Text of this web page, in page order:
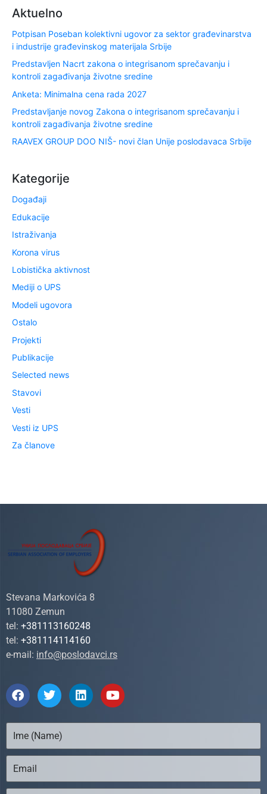
Aktuelno
Potpisan Poseban kolektivni ugovor za sektor građevinarstva
i industrije građevinskog materijala Srbije
Predstavljen Nacrt zakona o integrisanom sprečavanju i
kontroli zagađivanja životne sredine
Anketa: Minimalna cena rada 2027
Predstavljanje novog Zakona o integrisanom sprečavanju i
kontroli zagađivanja životne sredine
RAAVEX GROUP DOO NIŠ- novi član Unije poslodavaca Srbije
Kategorije
Događaji
Edukacije
Istraživanja
Korona virus
Lobistička aktivnost
Mediji o UPS
Modeli ugovora
Ostalo
Projekti
Publikacije
Selected news
Stavovi
Vesti
Vesti iz UPS
Za članove
Stevana Markovića 8
11080 Zemun
tel: +381113160248
tel: +381114114160
e-mail: info@poslodavci.rs